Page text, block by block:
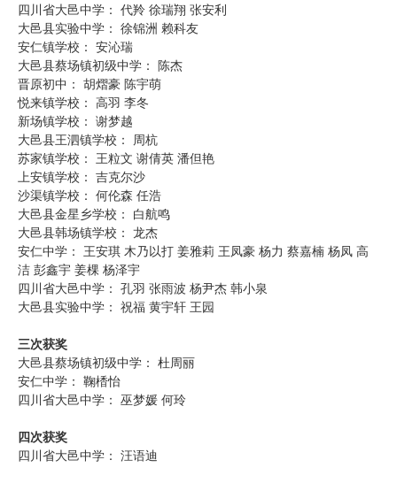
四川省大邑中学： 代羚 徐瑞翔 张安利
大邑县实验中学： 徐锦洲 赖科友
安仁镇学校： 安沁瑞
大邑县蔡场镇初级中学： 陈杰
晋原初中： 胡熠豪 陈宇萌
悦来镇学校： 高羽 李冬
新场镇学校： 谢梦越
大邑县王泗镇学校： 周杭
苏家镇学校： 王粒文 谢倩英 潘但艳
上安镇学校： 吉克尔沙
沙渠镇学校： 何伦森 任浩
大邑县金星乡学校： 白航鸣
大邑县韩场镇学校： 龙杰
安仁中学： 王安琪 木乃以打 姜雅莉 王凤豪 杨力 蔡嘉楠 杨凤 高
洁 彭鑫宇 姜棵 杨泽宇
四川省大邑中学： 孔羽 张雨波 杨尹杰 韩小泉
大邑县实验中学： 祝福 黄宇轩 王园
三次获奖
大邑县蔡场镇初级中学： 杜周丽
安仁中学： 鞠楿怡
四川省大邑中学： 巫梦媛 何玲
四次获奖
四川省大邑中学： 汪语迪